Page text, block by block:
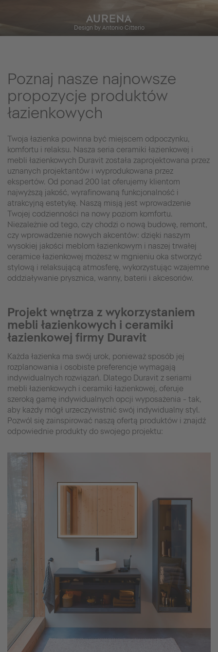
AURENA
Design by Antonio Citterio
Poznaj nasze najnowsze
propozycje produktów
łazienkowych
Twoja łazienka powinna być miejscem odpoczynku,
komfortu i relaksu. Nasza seria ceramiki łazienkowej i
mebli łazienkowych Duravit została zaprojektowana przez
uznanych projektantów i wyprodukowana przez
ekspertów. Od ponad 200 lat oferujemy klientom
najwyższą jakość, wyrafinowaną funkcjonalność i
atrakcyjną estetykę. Naszą misją jest wprowadzenie
Twojej codzienności na nowy poziom komfortu.
Niezależnie od tego, czy chodzi o nową budowę, remont,
czy wprowadzenie nowych akcentów: dzięki naszym
wysokiej jakości meblom łazienkowym i naszej trwałej
ceramice łazienkowej możesz w mgnieniu oka stworzyć
stylową i relaksującą atmosferę, wykorzystując wzajemne
oddziaływanie prysznica, wanny, baterii i akcesoriów.
Projekt wnętrza z wykorzystaniem
mebli łazienkowych i ceramiki
łazienkowej firmy Duravit
Każda łazienka ma swój urok, ponieważ sposób jej
rozplanowania i osobiste preferencje wymagają
indywidualnych rozwiązań. Dlatego Duravit z seriami
mebli łazienkowych i ceramiki łazienkowej, oferuje
szeroką gamę indywidualnych opcji wyposażenia - tak,
aby każdy mógł urzeczywistnić swój indywidualny styl.
Pozwól się zainspirować naszą ofertą produktów i znajdź
odpowiednie produkty do swojego projektu: